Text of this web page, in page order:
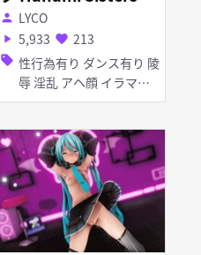
angbang Live【学マ
ス／Gakuen Idolmas
ter】
person LYCO
play_arrow 5,933 favorite 213
sell 性行為有り ダンス有り 陵
辱 淫乱 アヘ顔 イラマチ
オ 顔射 くぱぁ 口内射精